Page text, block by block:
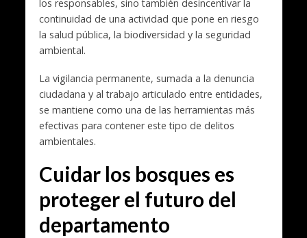
los responsables, sino también desincentivar la
continuidad de una actividad que pone en riesgo
la salud pública, la biodiversidad y la seguridad
ambiental.
La vigilancia permanente, sumada a la denuncia
ciudadana y al trabajo articulado entre entidades,
se mantiene como una de las herramientas más
efectivas para contener este tipo de delitos
ambientales.
Cuidar los bosques es
proteger el futuro del
departamento